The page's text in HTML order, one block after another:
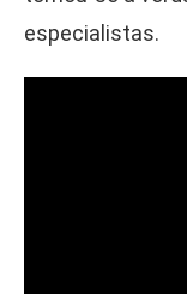
especialistas.